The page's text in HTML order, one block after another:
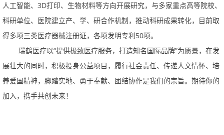
人工智能、3D打印、生物材料等方向开展研究，与多家重点高等院校、
科研单位、医院建立产、学、研合作机制，推动科研成果转化，目前取
得多项三类医疗器械注册证，各项发明专利50项。
瑞鹤医疗以“提供极致医疗服务，打造知名国际品牌”为愿景，在发
展壮大的同时，积极投身公益项目，履行社会责任、传递人文情怀、培
养爱国精神，脚踏实地、勇于奉献、团结协作是我们的宗旨。期待你的
加入，携手共创未来！